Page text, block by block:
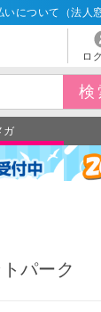
いについて（法人窓
ロ
ガ
パーク